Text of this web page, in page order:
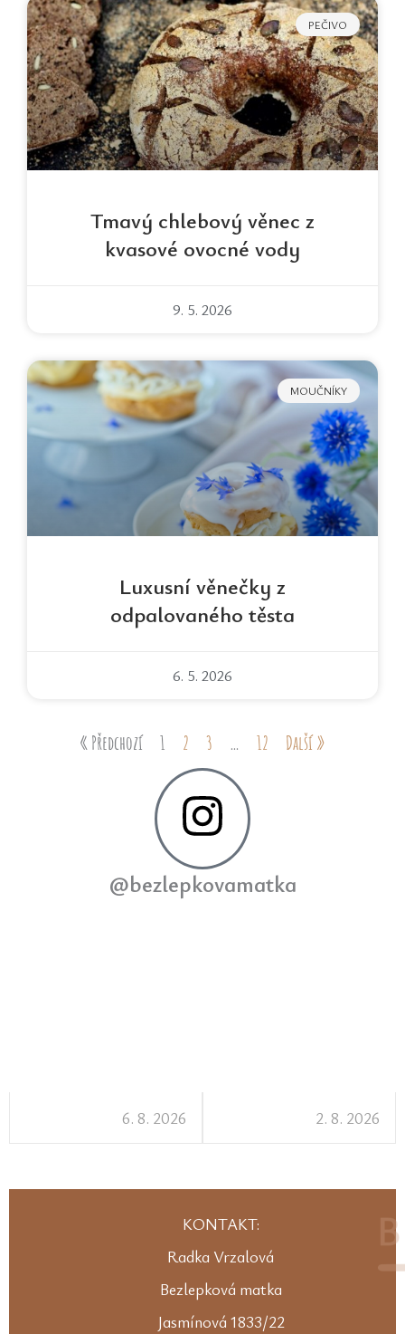
PEČIVO
Tmavý chlebový věnec z
kvasové ovocné vody
9. 5. 2026
MOUČNÍKY
Luxusní věnečky z
odpalovaného těsta
6. 5. 2026
« Předchozí 1 2 3 … 12 Další »
@bezlepkovamatka
6. 8. 2026 2. 8. 2026
KONTAKT:
Radka Vrzalová
Bezlepková matka
Jasmínová 1833/22